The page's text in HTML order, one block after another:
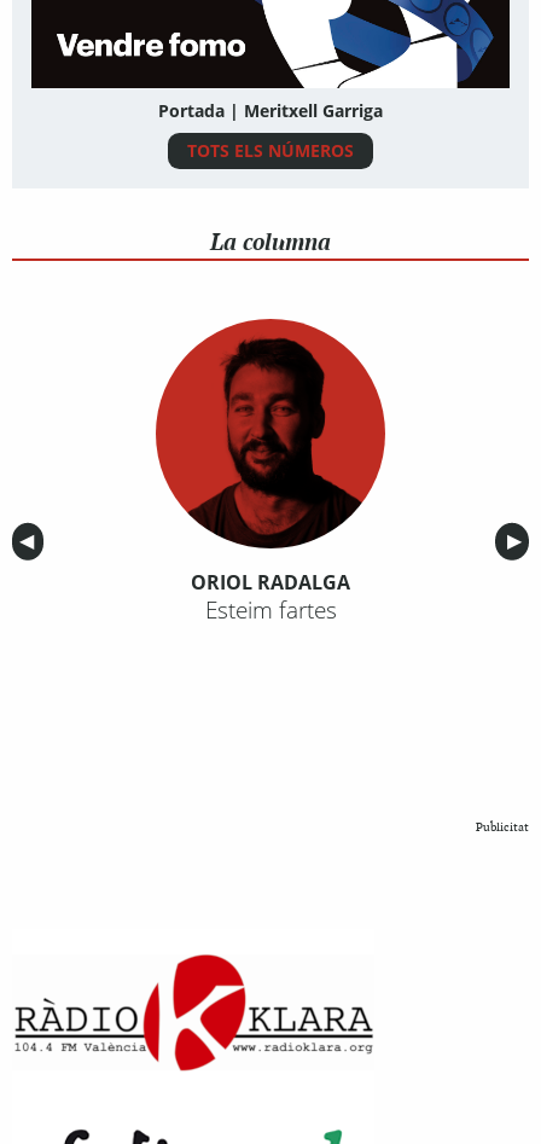
Portada | Meritxell Garriga
TOTS ELS NÚMEROS
La columna
Anterior
◀︎ ▶︎
ORIOL RADALGA
Esteim fartes
Publicitat